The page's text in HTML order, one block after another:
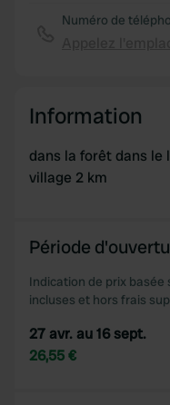
provide social media
provided to them or
of their services.
Numéro de
Information
dans la forêt dans le
village 2 km
Période
Indication de prix basée
incluses et hors frais
27 avr. au 16 sept.
26,55 €